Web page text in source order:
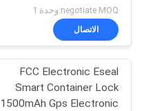
negotiate MOQ:وحدة 1
الاتصال
FCC Electronic Eseal
Smart Container Lock
1500mAh Gps Electronic